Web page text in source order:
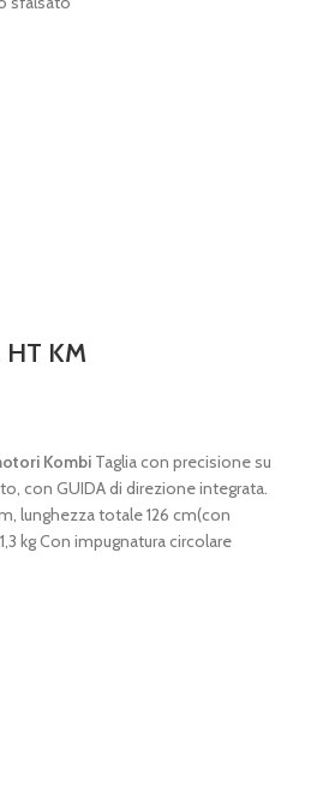
KM
Kombi Taglia con precisione su
con GUIDA di direzione integrata.
lunghezza totale 126 cm(con
kg Con impugnatura circolare